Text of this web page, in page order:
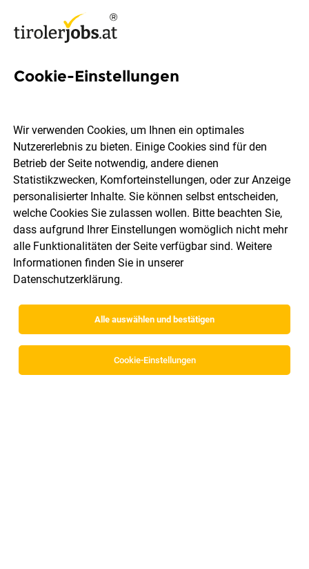
samstags
MPREIS Warenvertriebs GmbH
Hall in Tirol Geringfügig 07.08.2026
Cookie-Einstellungen
Wir verwenden Cookies, um Ihnen ein optimales
Nutzererlebnis zu bieten. Einige Cookies sind für den
Betrieb der Seite notwendig, andere dienen
Statistikzwecken, Komforteinstellungen, oder zur Anzeige
personalisierter Inhalte. Sie können selbst entscheiden,
welche Cookies Sie zulassen wollen. Bitte beachten Sie,
dass aufgrund Ihrer Einstellungen womöglich nicht mehr
alle Funktionalitäten der Seite verfügbar sind. Weitere
Informationen finden Sie in unserer
Datenschutzerklärung.
Alle auswählen und bestätigen
Cookie-Einstellungen